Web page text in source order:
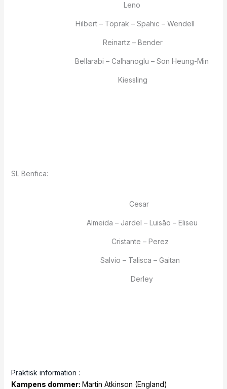
Leno
Hilbert – Töprak – Spahic – Wendell
Reinartz – Bender
Bellarabi – Calhanoglu – Son Heung-Min
Kiessling
SL Benfica:
Cesar
Almeida – Jardel – Luisão – Eliseu
Cristante – Perez
Salvio – Talisca – Gaitan
Derley
Praktisk information :
Kampens dommer: Martin Atkinson (England)